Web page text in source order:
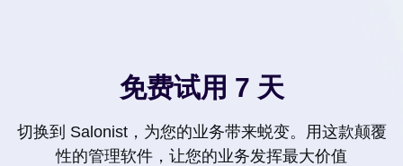
免费试用 7 天
切换到 Salonist，为您的业务带来蜕变。用这款颠覆
性的管理软件，让您的业务发挥最大价值